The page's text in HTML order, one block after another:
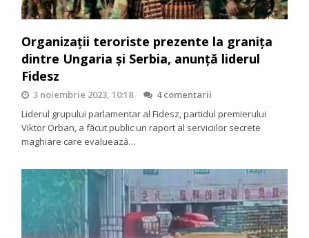
Organizații teroriste prezente la granița
dintre Ungaria și Serbia, anunță liderul
Fidesz
3 noiembrie 2023, 10:18
4 comentarii
Liderul grupului parlamentar al Fidesz, partidul premierului
Viktor Orban, a făcut public un raport al serviciilor secrete
maghiare care evaluează…